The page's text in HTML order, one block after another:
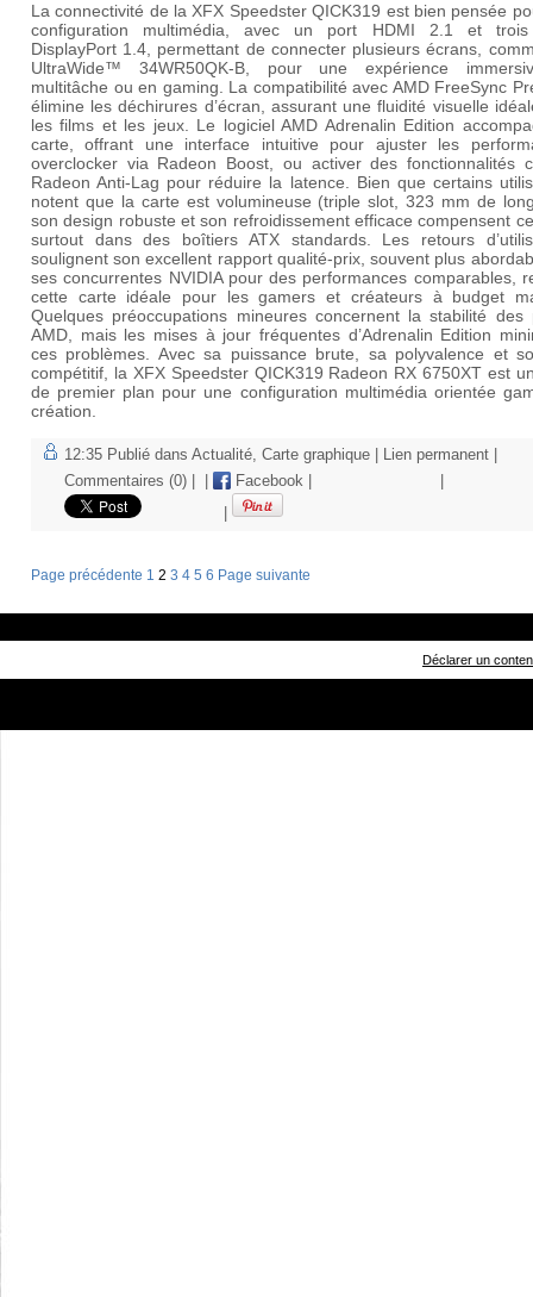
La connectivité de la XFX Speedster QICK319 est bien pensée
configuration multimédia, avec un port HDMI 2.1 et
DisplayPort 1.4, permettant de connecter plusieurs écrans,
UltraWide™ 34WR50QK-B, pour une expérience
multitâche ou en gaming. La compatibilité avec AMD FreeSync
élimine les déchirures d’écran, assurant une fluidité visuelle
les films et les jeux. Le logiciel AMD Adrenalin Edition
carte, offrant une interface intuitive pour ajuster les
overclocker via Radeon Boost, ou activer des fonctionnalités
Radeon Anti-Lag pour réduire la latence. Bien que certains
notent que la carte est volumineuse (triple slot, 323 mm de
son design robuste et son refroidissement efficace compensent
surtout dans des boîtiers ATX standards. Les retours
soulignent son excellent rapport qualité-prix, souvent plus
ses concurrentes NVIDIA pour des performances comparables,
cette carte idéale pour les gamers et créateurs à budget
Quelques préoccupations mineures concernent la stabilité des
AMD, mais les mises à jour fréquentes d’Adrenalin Edition
ces problèmes. Avec sa puissance brute, sa polyvalence et
compétitif, la XFX Speedster QICK319 Radeon RX 6750XT est
de premier plan pour une configuration multimédia orientée
création.
12:35 Publié dans Actualité, Carte graphique Lien permanent
Commentaires (0)
Facebook
Page précédente 1 2 3 4 5 6 Page suivante
Déclarer un